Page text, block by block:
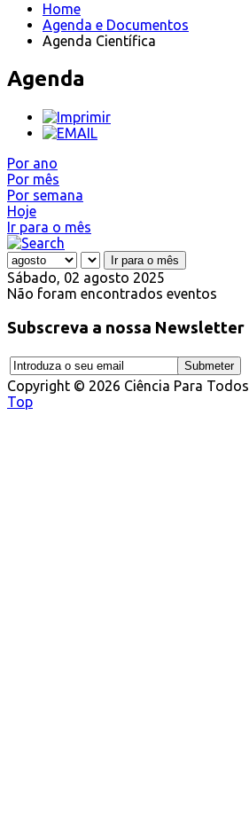
Home
Agenda e Documentos
Agenda Científica
Agenda
Por ano
Por mês
Por semana
Hoje
Ir para o mês
Ir para o mês
Sábado, 02 agosto 2025
Não foram encontrados eventos
Subscreva a nossa Newsletter
Copyright © 2026 Ciência Para Todos
Top